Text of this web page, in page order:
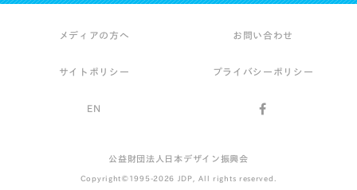
メディアの方へ お問い合わせ
サイトポリシー プライバシーポリシー
EN
公益財団法人日本デザイン振興会
Copyright©1995-2026 JDP, All rights reserved.